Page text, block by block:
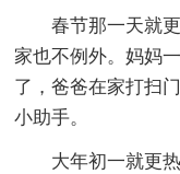
春节那一天就
家也不例外。妈妈
了，爸爸在家打扫
小助手。
大年初一就更